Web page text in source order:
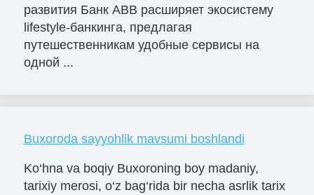
развития Банк ABB расширяет экосистему
lifestyle-банкинга, предлагая
путешественникам удобные сервисы на
одной ...
Buxoroda sayyohlik mavsumi boshlandi
Ko‘hna va boqiy Buxoroning boy madaniy,
tarixiy merosi, o‘z bag‘rida bir necha asrlik tarix